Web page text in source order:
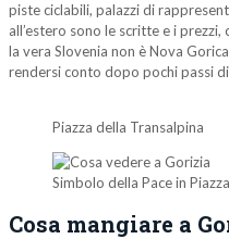
piste ciclabili, palazzi di
all’estero sono le scritte e i
la vera Slovenia non è Nova
rendersi conto dopo pochi passi
Piazza della Transalpina
Simbolo della Pace in
Cosa mangiare a